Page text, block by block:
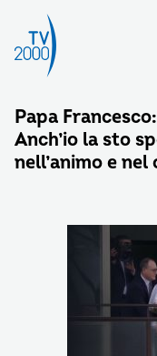
Papa
Anch’io la sto
nell’animo e nel